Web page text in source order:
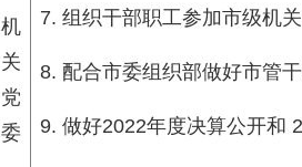
机
关
党
委
7. 组织干部职工参加市级机
8. 配合市委组织部做好市管
9. 做好2022年度决算公开和